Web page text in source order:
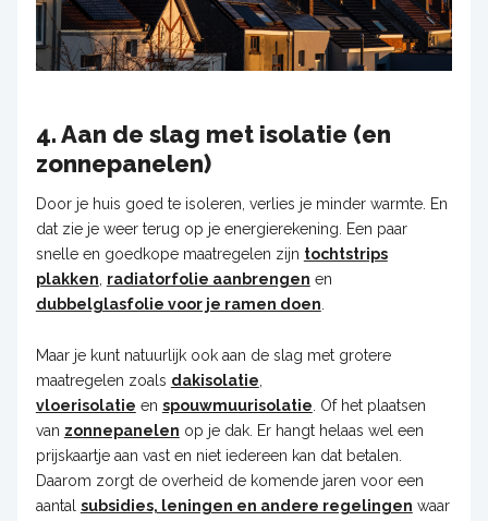
4. Aan de slag met isolatie (en
zonnepanelen)
Door je huis goed te isoleren, verlies je minder warmte. En
dat zie je weer terug op je energierekening. Een paar
snelle en goedkope maatregelen zijn tochtstrips
plakken, radiatorfolie aanbrengen en
dubbelglasfolie voor je ramen doen.
Maar je kunt natuurlijk ook aan de slag met grotere
maatregelen zoals dakisolatie,
vloerisolatie en spouwmuurisolatie. Of het plaatsen
van zonnepanelen op je dak. Er hangt helaas wel een
prijskaartje aan vast en niet iedereen kan dat betalen.
Daarom zorgt de overheid de komende jaren voor een
aantal subsidies, leningen en andere regelingen waar